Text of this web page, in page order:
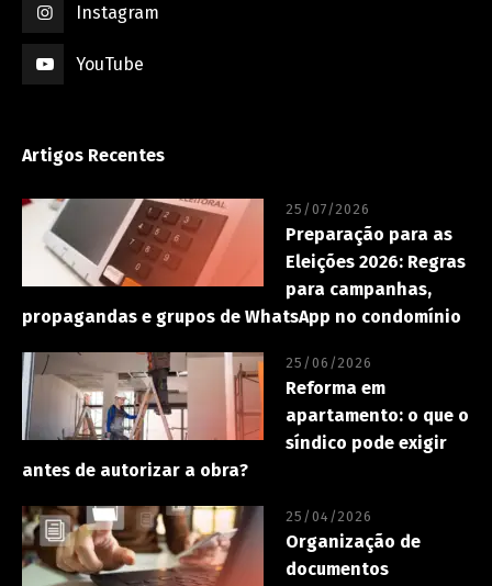
Instagram
YouTube
Artigos Recentes
25/07/2026
Preparação para as
Eleições 2026: Regras
para campanhas,
propagandas e grupos de WhatsApp no condomínio
25/06/2026
Reforma em
apartamento: o que o
síndico pode exigir
antes de autorizar a obra?
25/04/2026
Organização de
documentos